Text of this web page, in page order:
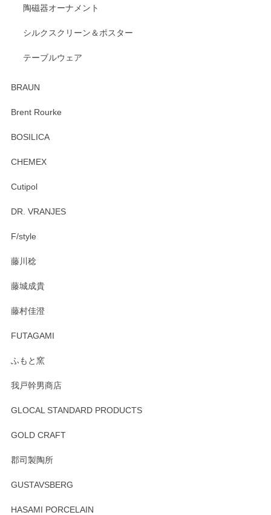
陶磁器オーナメント
シルクスクリーン＆ポスター
テーブルウェア
BRAUN
Brent Rourke
BOSILICA
CHEMEX
Cutipol
DR. VRANJES
F/style
藤川稔
藤城成貴
藤村佳澄
FUTAGAMI
ふもと窯
我戸幹男商店
GLOCAL STANDARD PRODUCTS
GOLD CRAFT
郡司製陶所
GUSTAVSBERG
HASAMI PORCELAIN